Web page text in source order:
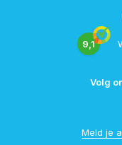
9,1
Volg
Meld je